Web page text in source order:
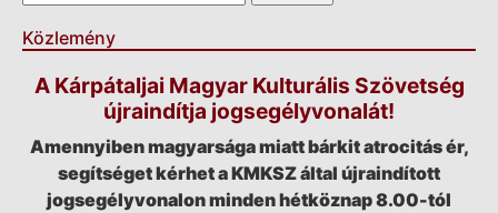
Közlemény
A Kárpátaljai Magyar Kulturális Szövetség
újraindítja jogsegélyvonalát!
Amennyiben magyarsága miatt bárkit atrocitás ér,
segítséget kérhet a KMKSZ által újraindított
jogsegélyvonalon minden hétköznap 8.00-tól